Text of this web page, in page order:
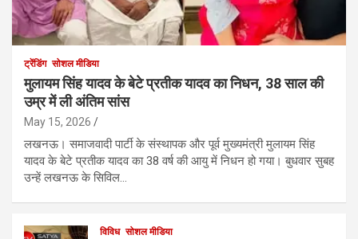
ट्रेंडिंग सोशल मीडिया
मुलायम सिंह यादव के बेटे प्रतीक यादव का निधन, 38 साल की
उम्र में ली अंतिम सांस
May 15, 2026
लखनऊ। समाजवादी पार्टी के संस्थापक और पूर्व मुख्यमंत्री मुलायम सिंह
यादव के बेटे प्रतीक यादव का 38 वर्ष की आयु में निधन हो गया। बुधवार सुबह
उन्हें लखनऊ के सिविल…
विविध सोशल मीडिया